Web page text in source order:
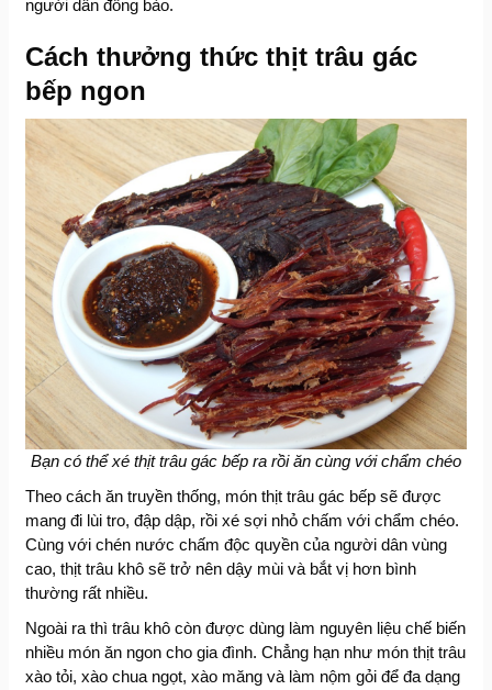
người dân đồng bào.
Cách thưởng thức thịt trâu gác
bếp ngon
Bạn có thể xé thịt trâu gác bếp ra rồi ăn cùng với chẩm chéo
Theo cách ăn truyền thống, món thịt trâu gác bếp sẽ được
mang đi lùi tro, đập dập, rồi xé sợi nhỏ chấm với chẩm chéo.
Cùng với chén nước chấm độc quyền của người dân vùng
cao, thịt trâu khô sẽ trở nên dậy mùi và bắt vị hơn bình
thường rất nhiều.
Ngoài ra thì trâu khô còn được dùng làm nguyên liệu chế biến
nhiều món ăn ngon cho gia đình. Chẳng hạn như món thịt trâu
xào tỏi, xào chua ngọt, xào măng và làm nộm gỏi để đa dạng